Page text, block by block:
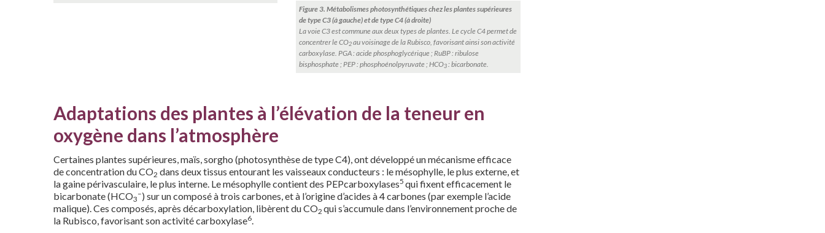
Figure 3. Métabolismes photosynthétiques chez les plantessupérieures
de type C3 (à gauche) et de type C4 (à droite)
La voie C3 est commune aux deux types de plantes. Le cycle C4 permet de
concentrer le CO2au voisinage de la Rubisco, favorisant ainsi son activité
carboxylase. PGA : acide phosphoglycérique ; RuBP : ribulose
bisphosphate ; PEP : phosphoénolpyruvate ; HCO3 : bicarbonate.
Adaptations des plantes à l’élévation de la teneur en
oxygène dans l’atmosphère
Certaines plantes supérieures, maïs, sorgho (photosynthèse de type C4), ont développé un mécanisme efficace
de concentration du CO2 dans deux tissus entourant les vaisseaux conducteurs : le mésophylle, le plus externe, et
la gaine périvasculaire, le plus interne. Le mésophylle contient des PEPcarboxylases5 qui fixent efficacement le
bicarbonate (HCO3
–) sur un composé à trois carbones, et à l’origine d’acides à 4 carbones (par exemple l’acide
malique). Ces composés, après décarboxylation, libèrent du CO2 qui s’accumule dans l’environnement proche de
la Rubisco, favorisant son activité carboxylase6.